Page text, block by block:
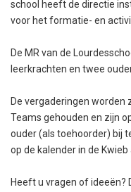
school heeft de directie
voor het formatie- en
De MR van de
leerkrachten en twee
De vergaderingen worden
Teams gehouden en zijn
ouder (als toehoorder) bij
op de kalender in de Kwieb
Heeft u vragen of ideeën?